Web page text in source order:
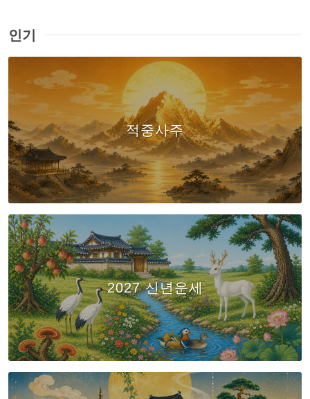
인기
적중사주
2027 신년운세